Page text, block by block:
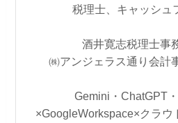
税理士、キャッシュ
酒井寛志税理士事
㈱アンジェラス通り会計
Gemini・ChatGPT
×GoogleWorkspace×クラウ